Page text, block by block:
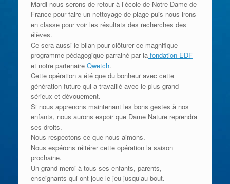
Mardi nous serons de retour à l’école de Notre Dame de
France pour faire un nettoyage de plage puis nous irons
en classe pour voir les résultats des recherches des
élèves.
Ce sera aussi le bilan pour clôturer ce magnifique
programme pédagogique parrainé par la fondation EDF
et notre partenaire Qwetch.
Cette opération a été que du bonheur avec cette
génération future qui a travaillé avec le plus grand
sérieux et dévouement.
Si nous apprenons maintenant les bons gestes à nos
enfants, nous aurons espoir que Dame Nature reprendra
ses droits.
Nous respectons ce que nous aimons.
Nous espérons réitérer cette opération la saison
prochaine.
Un grand merci à tous ses enfants, parents,
enseignants qui ont joue le jeu jusqu’au bout.